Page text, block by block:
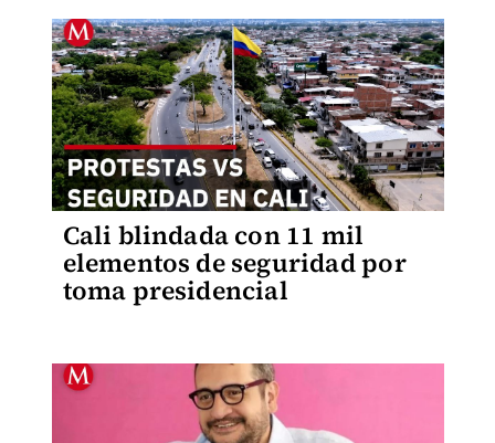
Cali blindada con 11 mil
elementos de seguridad por
toma presidencial